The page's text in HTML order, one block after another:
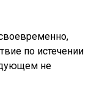
по истечении
не